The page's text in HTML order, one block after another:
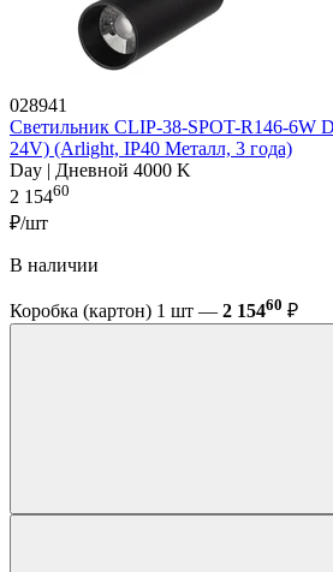
028941
Светильник CLIP-38-SPOT-R146-6W
24V) (Arlight, IP40 Металл, 3 года)
Day | Дневной 4000 K
2 15460
₽/шт
В наличии
Коробка (картон) 1 шт — 2 15460 ₽